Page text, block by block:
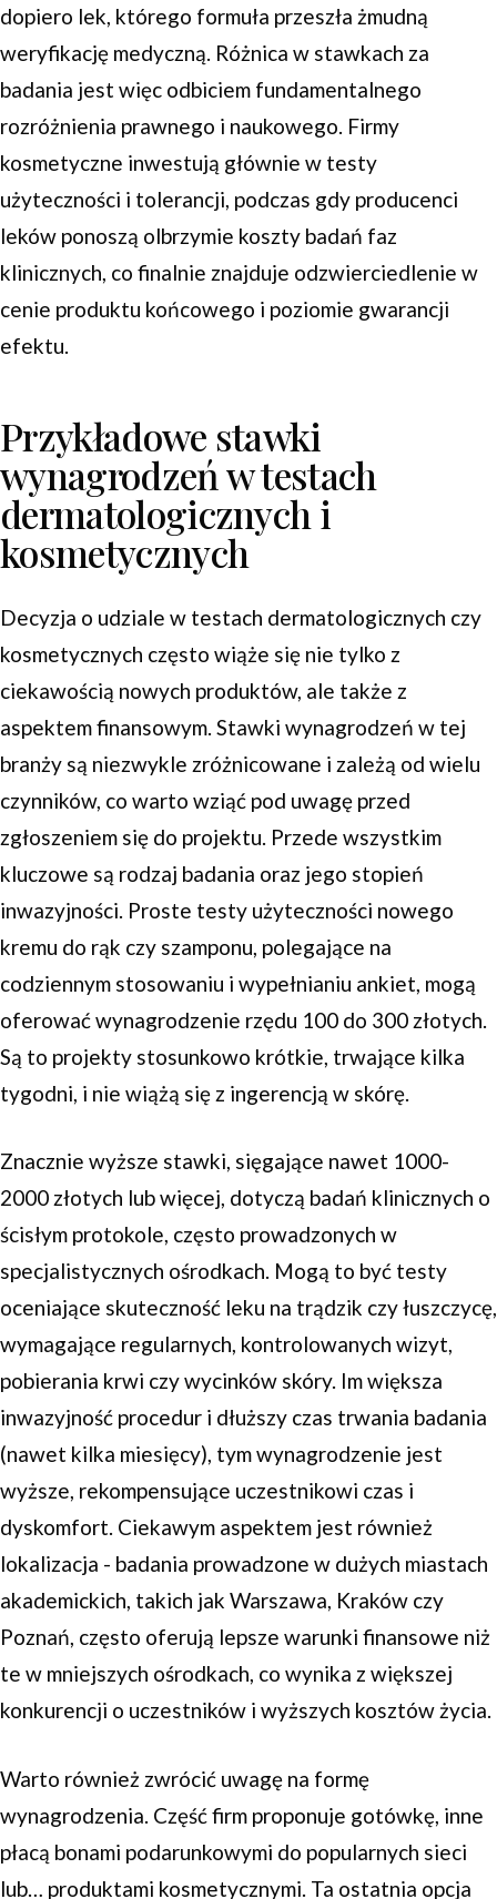
dopiero lek, którego formuła przeszła żmudną
weryfikację medyczną. Różnica w stawkach za
badania jest więc odbiciem fundamentalnego
rozróżnienia prawnego i naukowego. Firmy
kosmetyczne inwestują głównie w testy
użyteczności i tolerancji, podczas gdy producenci
leków ponoszą olbrzymie koszty badań faz
klinicznych, co finalnie znajduje odzwierciedlenie w
cenie produktu końcowego i poziomie gwarancji
efektu.
Przykładowe stawki
wynagrodzeń w testach
dermatologicznych i
kosmetycznych
Decyzja o udziale w testach dermatologicznych czy
kosmetycznych często wiąże się nie tylko z
ciekawością nowych produktów, ale także z
aspektem finansowym. Stawki wynagrodzeń w tej
branży są niezwykle zróżnicowane i zależą od wielu
czynników, co warto wziąć pod uwagę przed
zgłoszeniem się do projektu. Przede wszystkim
kluczowe są rodzaj badania oraz jego stopień
inwazyjności. Proste testy użyteczności nowego
kremu do rąk czy szamponu, polegające na
codziennym stosowaniu i wypełnianiu ankiet, mogą
oferować wynagrodzenie rzędu 100 do 300 złotych.
Są to projekty stosunkowo krótkie, trwające kilka
tygodni, i nie wiążą się z ingerencją w skórę.
Znacznie wyższe stawki, sięgające nawet 1000-
2000 złotych lub więcej, dotyczą badań klinicznych o
ścisłym protokole, często prowadzonych w
specjalistycznych ośrodkach. Mogą to być testy
oceniające skuteczność leku na trądzik czy łuszczycę,
wymagające regularnych, kontrolowanych wizyt,
pobierania krwi czy wycinków skóry. Im większa
inwazyjność procedur i dłuższy czas trwania badania
(nawet kilka miesięcy), tym wynagrodzenie jest
wyższe, rekompensujące uczestnikowi czas i
dyskomfort. Ciekawym aspektem jest również
lokalizacja - badania prowadzone w dużych miastach
akademickich, takich jak Warszawa, Kraków czy
Poznań, często oferują lepsze warunki finansowe niż
te w mniejszych ośrodkach, co wynika z większej
konkurencji o uczestników i wyższych kosztów życia.
Warto również zwrócić uwagę na formę
wynagrodzenia. Część firm proponuje gotówkę, inne
płacą bonami podarunkowymi do popularnych sieci
lub… produktami kosmetycznymi. Ta ostatnia opcja